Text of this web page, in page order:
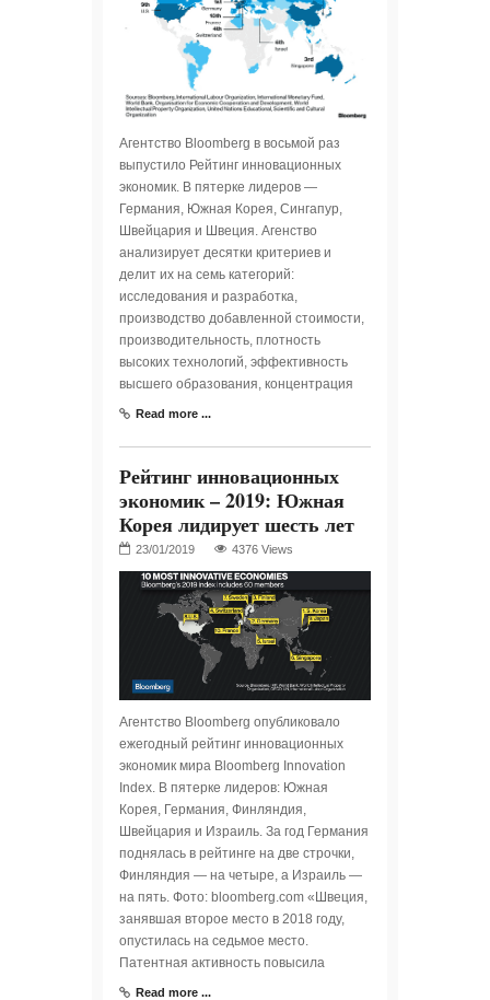
Агентство Bloomberg в восьмой раз
выпустило Рейтинг инновационных
экономик. В пятерке лидеров —
Германия, Южная Корея, Сингапур,
Швейцария и Швеция. Агенство
анализирует десятки критериев и
делит их на семь категорий:
исследования и разработка,
производство добавленной стоимости,
производительность, плотность
высоких технологий, эффективность
высшего образования, концентрация
Read more ...
Рейтинг инновационных
экономик – 2019: Южная
Корея лидирует шесть лет
4376 Views
Агентство Bloomberg опубликовало
ежегодный рейтинг инновационных
экономик мира Bloomberg Innovation
Index. В пятерке лидеров: Южная
Корея, Германия, Финляндия,
Швейцария и Израиль. За год Германия
поднялась в рейтинге на две строчки,
Финляндия — на четыре, а Израиль —
на пять. Фото: bloomberg.com «Швеция,
занявшая второе место в 2018 году,
опустилась на седьмое место.
Патентная активность повысила
Read more ...